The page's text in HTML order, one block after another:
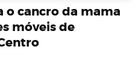
o cancro da mama
móveis de